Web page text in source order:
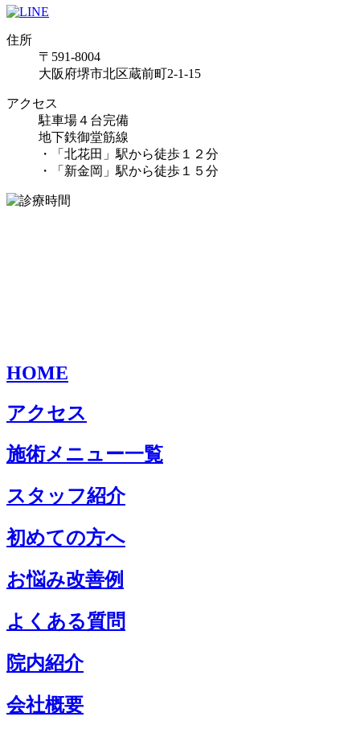
住所
〒591-8004
大阪府堺市北区蔵前町2-1-15
アクセス
駐車場４台完備
地下鉄御堂筋線
・「北花田」駅から徒歩１２分
・「新金岡」駅から徒歩１５分
HOME
アクセス
施術メニュー一覧
スタッフ紹介
初めての方へ
お悩み改善例
よくある質問
院内紹介
会社概要